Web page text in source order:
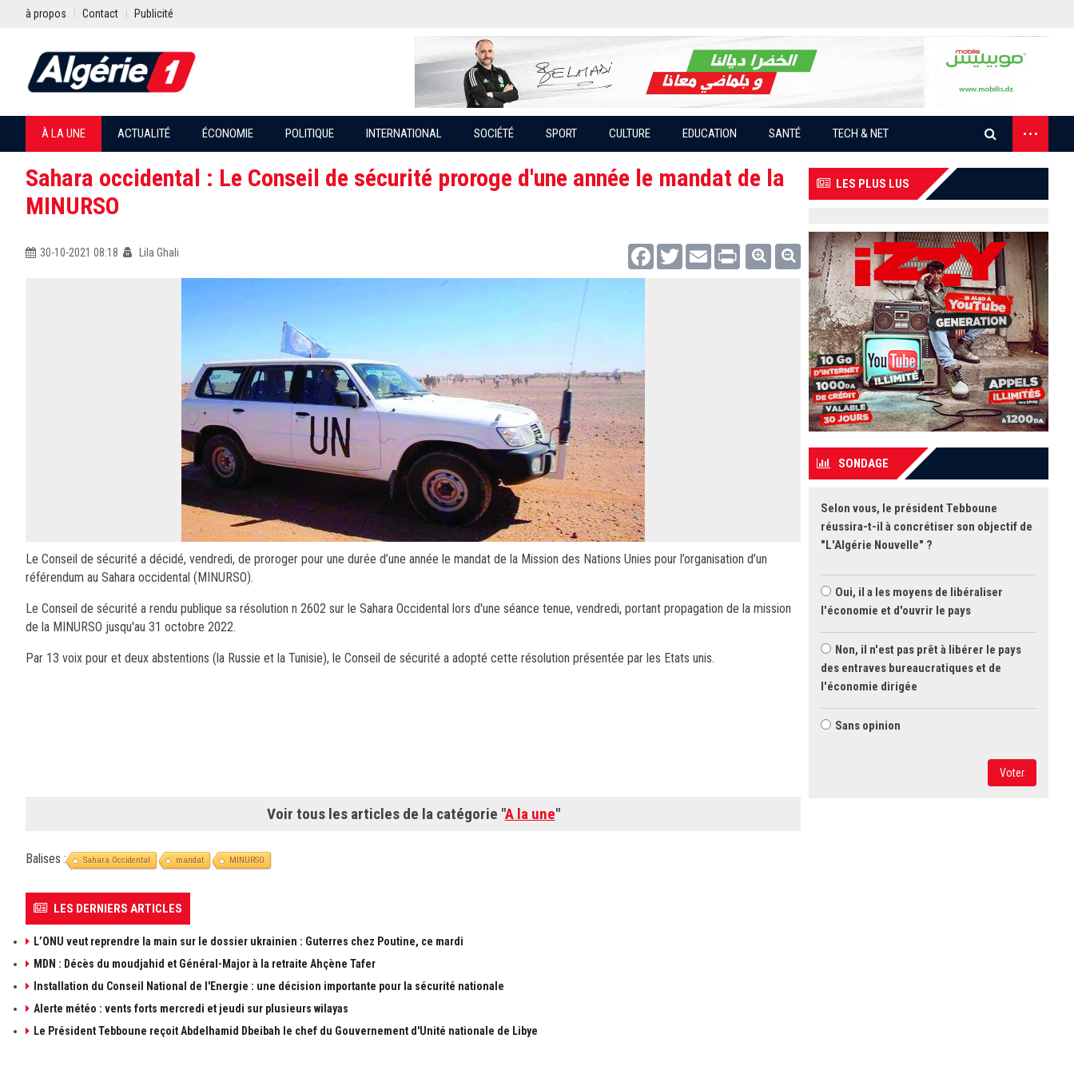
à propos Contact Publicité
À LA UNE ACTUALITÉ ÉCONOMIE POLITIQUE INTERNATIONAL SOCIÉTÉ SPORT CULTURE EDUCATION SANTÉ TECH & NET
...
Sahara occidental : Le Conseil de sécurité proroge d'une année le mandat de la
MINURSO
30-10-2021 08:18 Lila Ghali FacebookTwitter Email Print
Le Conseil de sécurité a décidé, vendredi, de proroger pour une durée d’une année le mandat de la Mission des Nations Unies pour l’organisation d’un
référendum au Sahara occidental (MINURSO).
Le Conseil de sécurité a rendu publique sa résolution n 2602 sur le Sahara Occidental lors d'une séance tenue, vendredi, portant propagation de la mission
de la MINURSO jusqu'au 31 octobre 2022.
Par 13 voix pour et deux abstentions (la Russie et la Tunisie), le Conseil de sécurité a adopté cette résolution présentée par les Etats unis.
Voir tous les articles de la catégorie "A la une"
Balises : Sahara Occidental mandat MINURSO
LES DERNIERS ARTICLES
L’ONU veut reprendre la main sur le dossier ukrainien : Guterres chez Poutine, ce mardi
MDN : Décès du moudjahid et Général-Major à la retraite Ahçène Tafer
Installation du Conseil National de l'Energie : une décision importante pour la sécurité nationale
Alerte météo : vents forts mercredi et jeudi sur plusieurs wilayas
Le Président Tebboune reçoit Abdelhamid Dbeibah le chef du Gouvernement d'Unité nationale de Libye
LES PLUS LUS
SONDAGE
Selon vous, le président Tebboune
réussira-t-il à concrétiser son objectif de
"L'Algérie Nouvelle" ?
Oui, il a les moyens de libéraliser
l'économie et d'ouvrir le pays
Non, il n'est pas prêt à libérer le pays
des entraves bureaucratiques et de
l'économie dirigée
Sans opinion
Voter